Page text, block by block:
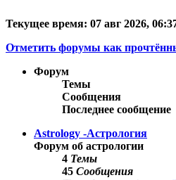
Текущее время: 07 авг 2026,
Отметить форумы как
Форум
Темы
Сообщения
Последнее сообщение
Astrology -Астрология
Форум об астрологии
4 Темы
45 Сообщения